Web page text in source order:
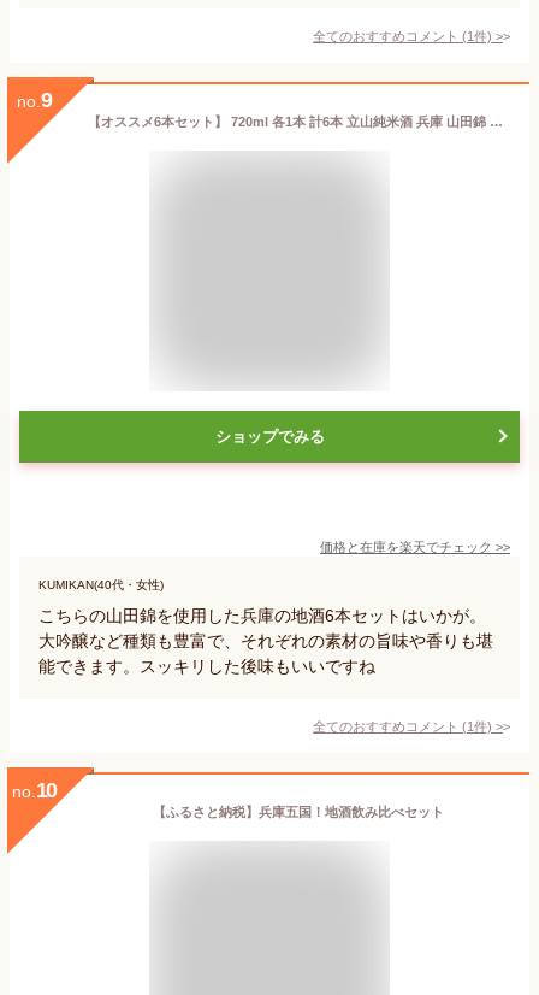
全てのおすすめコメント (1件) >
no. 9
【オススメ6本セット】 720ml 各1本 計6本 立山純米酒 兵庫 山田錦 特別本醸造酒 立山純米吟醸酒 立山大吟醸 立山本醸造 純米大吟醸 立山梅酒 お酒セット 酒ギフト お中元 セット プレゼント 富山県 地酒 辛口 立山酒造 お酒 酒 さけ 飲み比べ 手土産 お祝い 送料無料
ショップでみる
価格と在庫を楽天でチェック >>
KUMIKAN(40代・女性)
こちらの山田錦を使用した兵庫の地酒6本セットはいかが。
大吟醸など種類も豊富で、それぞれの素材の旨味や香りも堪
能できます。スッキリした後味もいいですね
全てのおすすめコメント (1件) >
no. 10
【ふるさと納税】兵庫五国！地酒飲み比べセット